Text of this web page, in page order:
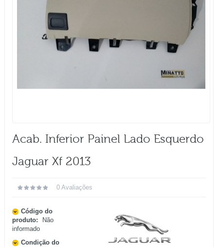
Acab. Inferior Painel Lado Esquerdo
Jaguar Xf 2013
0 Avaliações
Código do
produto:
Não
informado
Condição do